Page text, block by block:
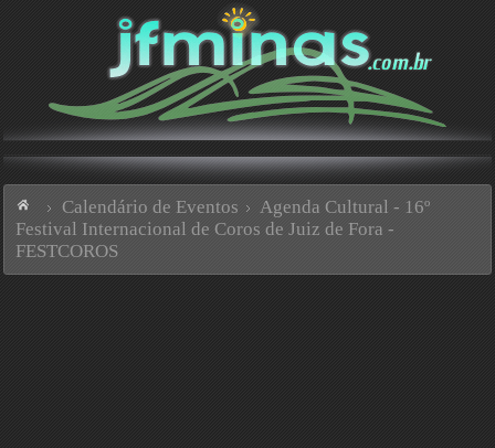
Calendário de Eventos
Agenda Cultural - 16º
Festival Internacional de Coros de Juiz de Fora -
FESTCOROS